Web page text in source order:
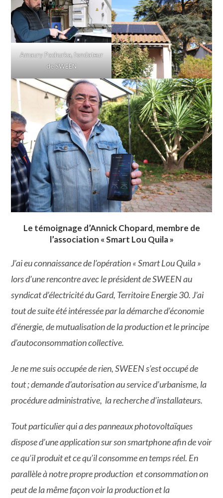
Amaury Pachurka, fondateur
de SWEEN
Le témoignage d’Annick Chopard, membre de
l’association « Smart Lou Quila »
J’ai eu connaissance de l’opération « Smart Lou Quila »
lors d’une rencontre avec le président de SWEEN au
syndicat d’électricité du Gard, Territoire Energie 30. J’ai
tout de suite été intéressée par la démarche d’économie
d’énergie, de mutualisation de la production et le principe
d’autoconsommation collective.
Je ne me suis occupée de rien, SWEEN s’est occupé de
tout ; demande d’autorisation au service d’urbanisme, la
procédure administrative, la recherche d’installateurs.
Tout particulier qui a des panneaux photovoltaïques
dispose d’une application sur son smartphone afin de voir
ce qu’il produit et ce qu’il consomme en temps réel. En
parallèle à notre propre production et consommation on
peut de la même façon voir la production et la